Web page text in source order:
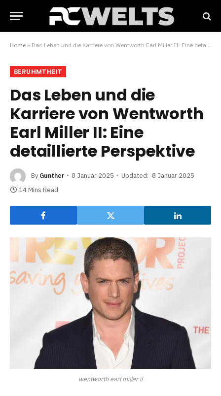
Home » Das Leben und die Karriere von Wentworth Earl Miller II: Eine detaillierte Perspektive
BERUHMTHEIT
Das Leben und die
Karriere von Wentworth
Earl Miller II: Eine
detaillierte Perspektive
By Gunther 8 Januar 2025 Updated: 8 Januar 2025
14 Mins Read
wentworth earl miller ii